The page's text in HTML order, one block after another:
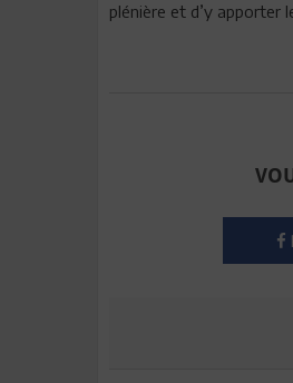
plénière et d’y apporter